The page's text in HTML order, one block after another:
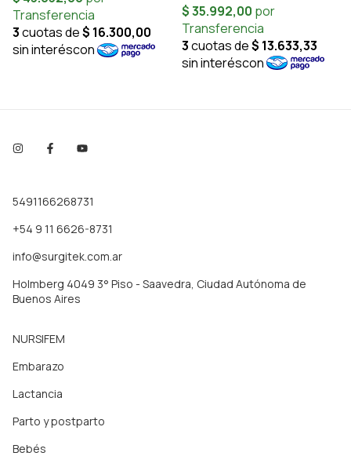
5491166268731
+54 9 11 6626-8731
info@surgitek.com.ar
Holmberg 4049 3° Piso - Saavedra, Ciudad Autónoma de
Buenos Aires
NURSIFEM
Embarazo
Lactancia
Parto y postparto
Bebés